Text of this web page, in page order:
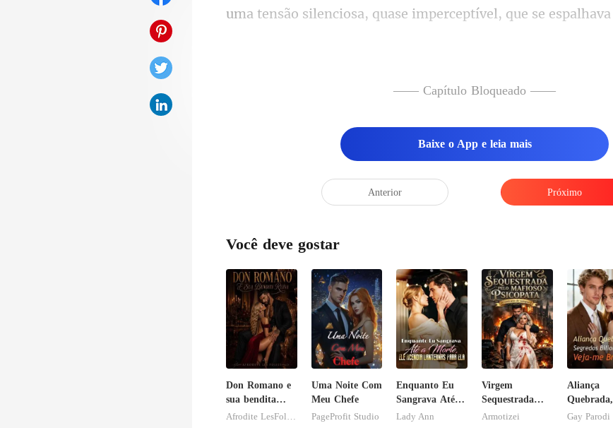
—— Capítulo Bloqueado ——
Baixe o App e leia mais
Anterior Próximo
Você deve gostar
Don Romano e
sua bendita
ruína
Uma Noite Com
Meu Chefe
PageProfit Studio
Enquanto Eu
Sangrava Até a
Morte, Ele
Lady Ann
Virgem
Sequestrada
pelo Mafioso
Armotizei
Aliança
Quebrada,
Segredos
Gay Parodi